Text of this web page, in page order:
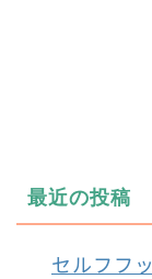
最近の投稿
セルフフ